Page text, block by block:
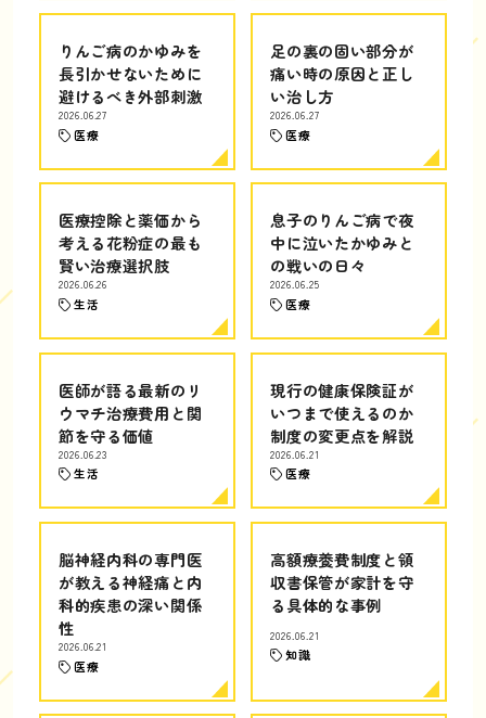
りんご病のかゆみを
長引かせないために
避けるべき外部刺激
2026.06.27
医療
足の裏の固い部分が
痛い時の原因と正し
い治し方
2026.06.27
医療
医療控除と薬価から
考える花粉症の最も
賢い治療選択肢
2026.06.26
生活
息子のりんご病で夜
中に泣いたかゆみと
の戦いの日々
2026.06.25
医療
医師が語る最新のリ
ウマチ治療費用と関
節を守る価値
2026.06.23
生活
現行の健康保険証が
いつまで使えるのか
制度の変更点を解説
2026.06.21
医療
脳神経内科の専門医
が教える神経痛と内
科的疾患の深い関係
性
2026.06.21
医療
高額療養費制度と領
収書保管が家計を守
る具体的な事例
2026.06.21
知識